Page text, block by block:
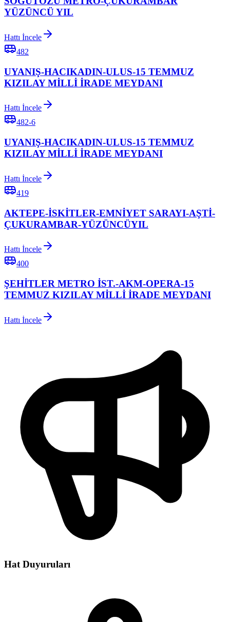
YÜZÜNCÜ YIL
Hattı İncele
482
UYANIŞ-HACIKADIN-ULUS-15 TEMMUZ
KIZILAY MİLLİ İRADE MEYDANI
Hattı İncele
482-6
UYANIŞ-HACIKADIN-ULUS-15 TEMMUZ
KIZILAY MİLLİ İRADE MEYDANI
Hattı İncele
419
AKTEPE-İSKİTLER-EMNİYET SARAYI-AŞTİ-
ÇUKURAMBAR-YÜZÜNCÜYIL
Hattı İncele
400
ŞEHİTLER METRO İST.-AKM-OPERA-15
TEMMUZ KIZILAY MİLLİ İRADE MEYDANI
Hattı İncele
Hat Duyuruları